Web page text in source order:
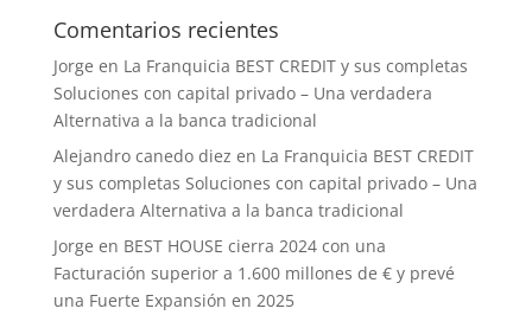
Comentarios recientes
Jorge en La Franquicia BEST CREDIT y sus completas
Soluciones con capital privado – Una verdadera
Alternativa a la banca tradicional
Alejandro canedo diez en La Franquicia BEST CREDIT
y sus completas Soluciones con capital privado – Una
verdadera Alternativa a la banca tradicional
Jorge en BEST HOUSE cierra 2024 con una
Facturación superior a 1.600 millones de € y prevé
una Fuerte Expansión en 2025